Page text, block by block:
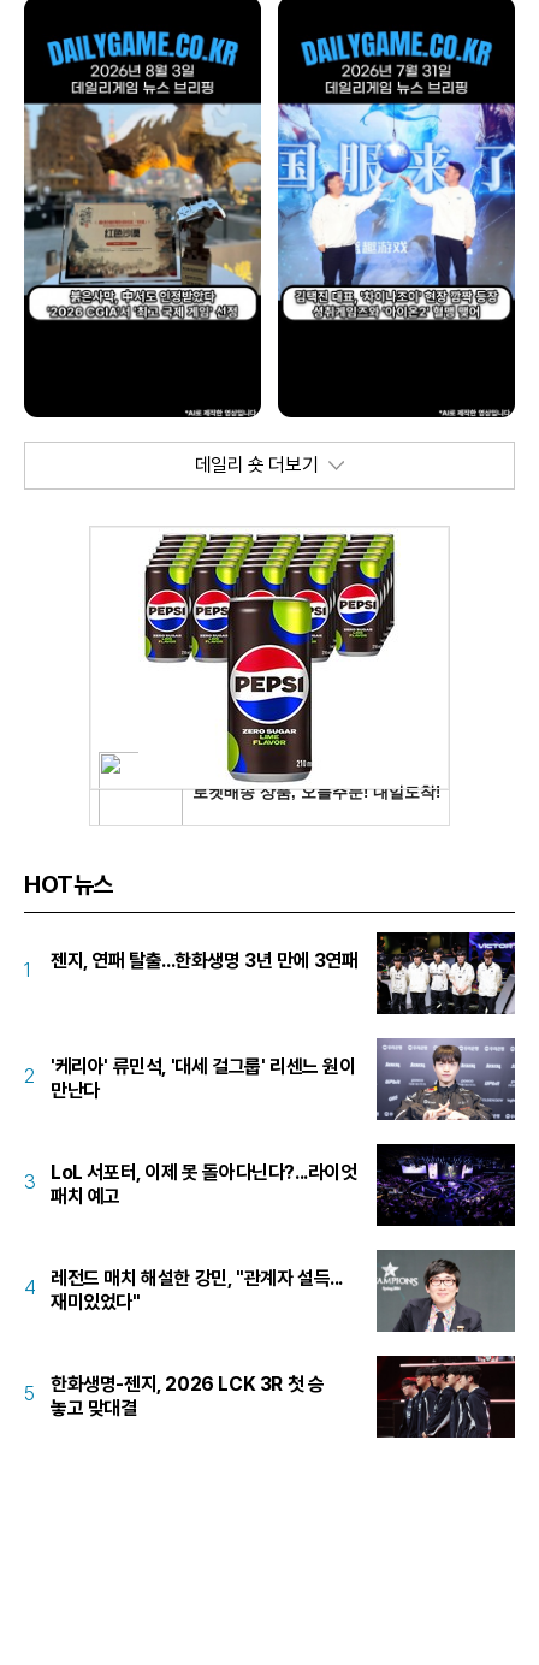
데일리 숏 더보기
HOT뉴스
1 젠지, 연패 탈출...한화생명 3년 만에 3연패
2
'케리아' 류민석, '대세 걸그룹' 리센느 원이
만난다
3
LoL 서포터, 이제 못 돌아다닌다?...라이엇
패치 예고
4
레전드 매치 해설한 강민, "관계자 설득...
재미있었다"
5
한화생명-젠지, 2026 LCK 3R 첫 승
놓고 맞대결